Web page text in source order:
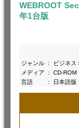
WEBROOT
年1台版
ジャンル :
ビジネス
メディア
:
CD-ROM
言語
: 日本語版